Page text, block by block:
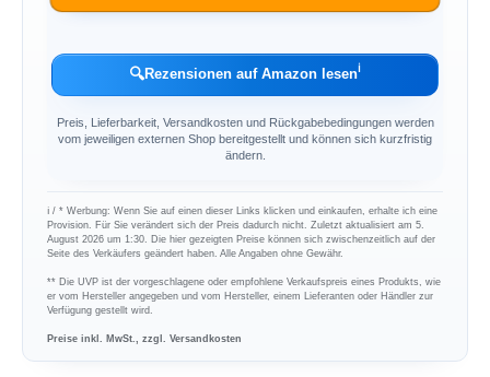
🔍Rezensionen auf Amazon lesenℹ︎
Preis, Lieferbarkeit, Versandkosten und Rückgabebedingungen werden
vom jeweiligen externen Shop bereitgestellt und können sich kurzfristig
ändern.
ℹ︎ / * Werbung: Wenn Sie auf einen dieser Links klicken und einkaufen, erhalte ich eine
Provision. Für Sie verändert sich der Preis dadurch nicht. Zuletzt aktualisiert am 5.
August 2026 um 1:30. Die hier gezeigten Preise können sich zwischenzeitlich auf der
Seite des Verkäufers geändert haben. Alle Angaben ohne Gewähr.
** Die UVP ist der vorgeschlagene oder empfohlene Verkaufspreis eines Produkts, wie
er vom Hersteller angegeben und vom Hersteller, einem Lieferanten oder Händler zur
Verfügung gestellt wird.
Preise inkl. MwSt., zzgl. Versandkosten